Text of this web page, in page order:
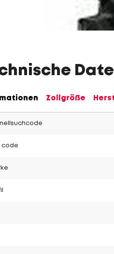
Zollgröße
code